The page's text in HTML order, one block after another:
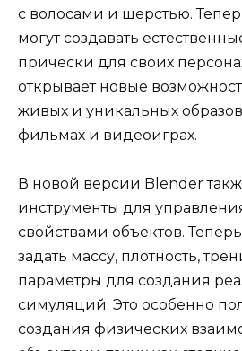
с волосами и шерстью.
могут создавать
прически для своих
открывает новые
живых и уникальных
фильмах и видеоиграх.
В новой версии Blender
инструменты для
свойствами объектов.
задать массу, плотность,
параметры для создания
симуляций. Это особенно
создания физических